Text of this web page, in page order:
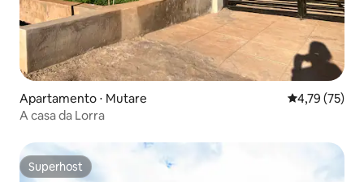
Apartamento ⋅ Mutare 4,79 de uma
4,79 (75)
A casa da Lorra
Superhost
Superhost